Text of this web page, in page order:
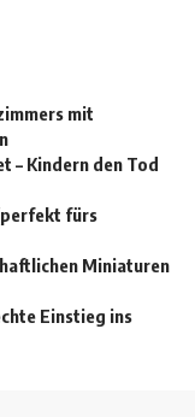
mit
– Kindern den Tod
fürs
Miniaturen
Einstieg ins